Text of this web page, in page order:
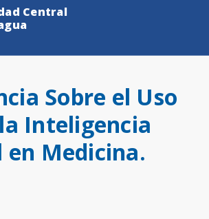
Sobre el Uso
Inteligencia
Medicina.
Central